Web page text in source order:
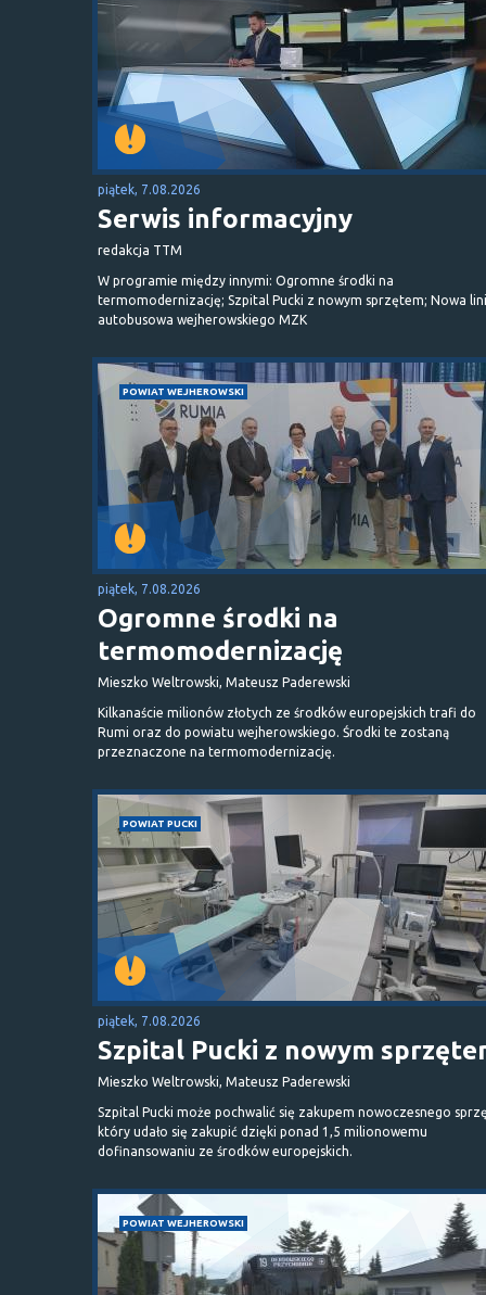
piątek, 7.08.2026
Serwis informacyjny
redakcja TTM
W programie między innymi: Ogromne środki na
termomodernizację; Szpital Pucki z nowym sprzętem; Nowa
autobusowa wejherowskiego MZK
POWIAT WEJHEROWSKI
piątek, 7.08.2026
Ogromne środki na
termomodernizację
Mieszko Weltrowski, Mateusz Paderewski
Kilkanaście milionów złotych ze środków europejskich trafi do
Rumi oraz do powiatu wejherowskiego. Środki te zostaną
przeznaczone na termomodernizację.
POWIAT PUCKI
piątek, 7.08.2026
Szpital Pucki z nowym
Mieszko Weltrowski, Mateusz Paderewski
Szpital Pucki może pochwalić się zakupem nowoczesnego
który udało się zakupić dzięki ponad 1,5 milionowemu
dofinansowaniu ze środków europejskich.
POWIAT WEJHEROWSKI